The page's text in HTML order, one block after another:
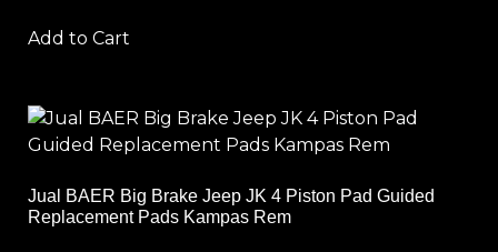
Add to Cart
Jual BAER Big Brake Jeep JK 4 Piston Pad Guided
Replacement Pads Kampas Rem